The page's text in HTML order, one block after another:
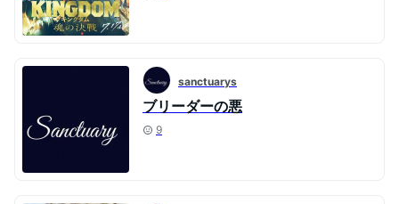
sanctuarys
ブリーダーの悪
9